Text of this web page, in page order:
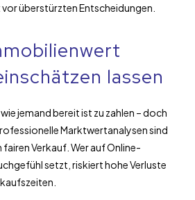
überstürzten Entscheidungen.
lassen
jemand bereit ist zu zahlen – doch
Marktwertanalysen sind
Verkauf. Wer auf Online-
setzt, riskiert hohe Verluste